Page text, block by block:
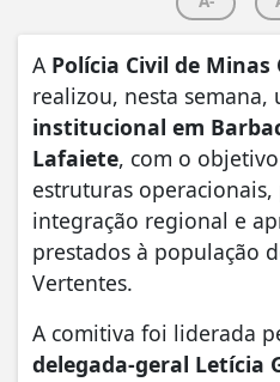
A Polícia Civil de Minas
realizou, nesta semana,
institucional em
Lafaiete, com o
estruturas
integração regional e
prestados à população
Vertentes.
A comitiva foi liderada
delegada-geral Letícia